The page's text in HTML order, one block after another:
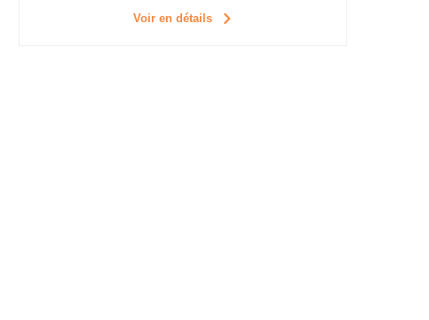
Voir en détails